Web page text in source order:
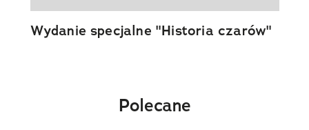
Wydanie specjalne "Historia czarów"
Polecane